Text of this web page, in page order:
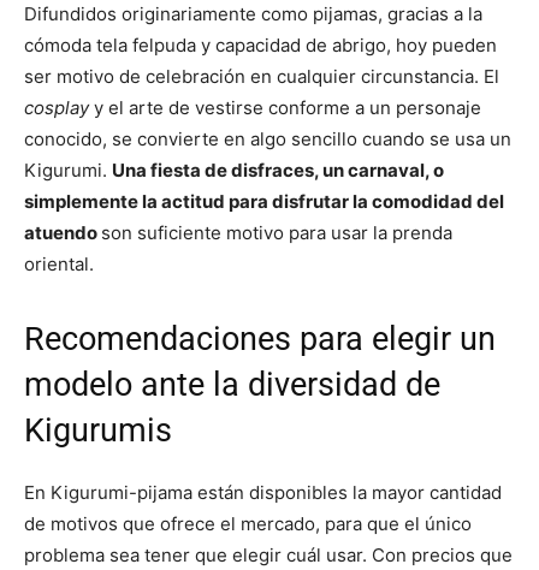
Difundidos originariamente como pijamas, gracias a la
cómoda tela felpuda y capacidad de abrigo, hoy pueden
ser motivo de celebración en cualquier circunstancia. El
cosplayy el arte de vestirse conforme a un personaje
conocido, se convierte en algo sencillo cuando se usa un
Kigurumi. Una fiesta de disfraces, un carnaval, o
simplemente la actitud para disfrutar la comodidad del
atuendo son suficiente motivo para usar la prenda
oriental.
Recomendaciones para elegir un
modelo ante la diversidad de
Kigurumis
En Kigurumi-pijama están disponibles la mayor cantidad
de motivos que ofrece el mercado, para que el único
problema sea tener que elegir cuál usar. Con precios que